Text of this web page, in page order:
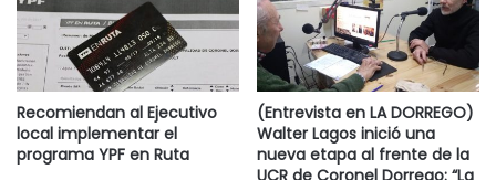
Recomiendan al Ejecutivo
local implementar el
programa YPF en Ruta
(Entrevista en LA DORREGO)
Walter Lagos inició una
nueva etapa al frente de la
UCR de Coronel Dorrego: “La